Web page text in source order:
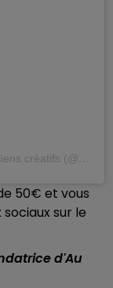
Une publication partagée par Tisseuses de liens créatifs (@auboulotcocotte)
50€ et vous
sur le
d'Au